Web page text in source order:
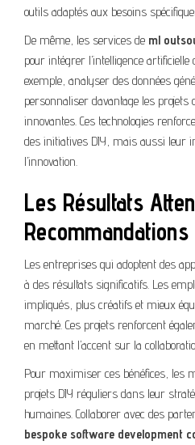
outils adaptés aux besoins
De même, les services de ml
pour intégrer l’intelligence
exemple, analyser des données
personnaliser davantage les projets
innovantes. Ces technologies
des initiatives DIY, mais aussi leur
l’innovation.
Les Résultats
Recommandations
Les entreprises qui adoptent des
à des résultats significatifs. Les
impliqués, plus créatifs et mieux
marché. Ces projets renforcent
en mettant l’accent sur la
Pour maximiser ces bénéfices, les
projets DIY réguliers dans leur
humaines. Collaborer avec des
bespoke software development